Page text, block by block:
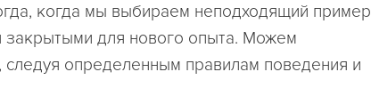
когда мы выбираем неподходящий пример
для нового опыта. Можем
следуя определенным правилам поведения и